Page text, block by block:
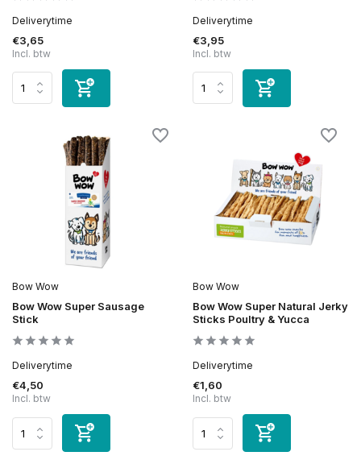
Deliverytime
€3,65
Incl. btw
Deliverytime
€3,95
Incl. btw
Bow Wow
Bow Wow Super Sausage
Stick
Deliverytime
€4,50
Incl. btw
Bow Wow
Bow Wow Super Natural Jerky
Sticks Poultry & Yucca
Deliverytime
€1,60
Incl. btw